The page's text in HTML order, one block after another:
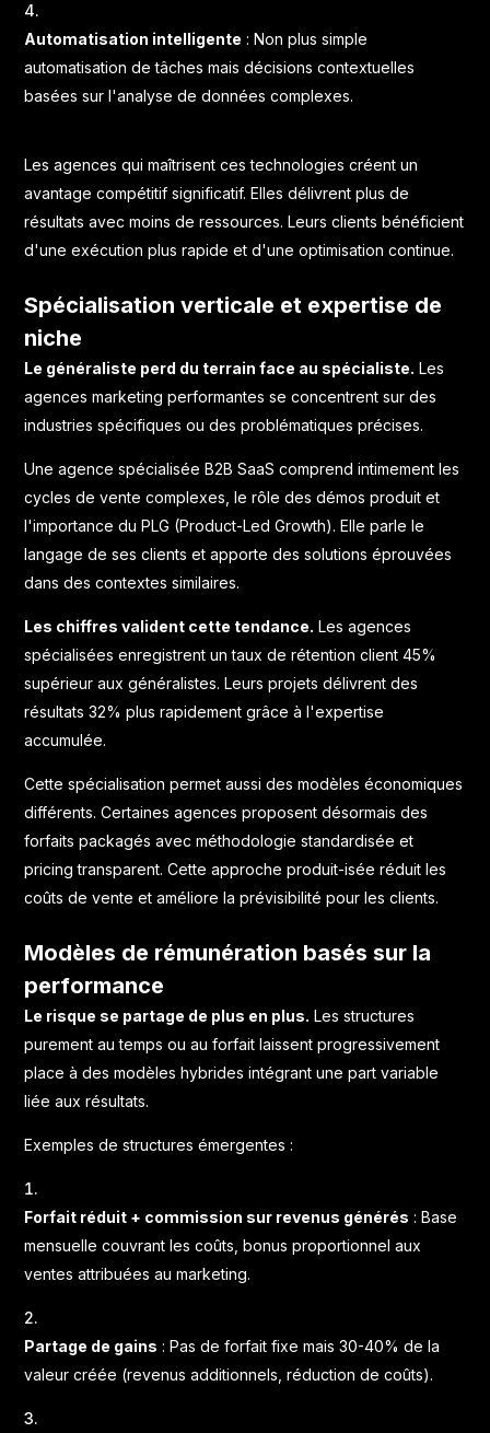
Automatisation intelligente : Non plus simple
automatisation de tâches mais décisions contextuelles
basées sur l'analyse de données complexes.
Les agences qui maîtrisent ces technologies créent un
avantage compétitif significatif. Elles délivrent plus de
résultats avec moins de ressources. Leurs clients bénéficient
d'une exécution plus rapide et d'une optimisation continue.
Spécialisation verticale et expertise de
niche
Le généraliste perd du terrain face au spécialiste. Les
agences marketing performantes se concentrent sur des
industries spécifiques ou des problématiques précises.
Une agence spécialisée B2B SaaS comprend intimement les
cycles de vente complexes, le rôle des démos produit et
l'importance du PLG (Product-Led Growth). Elle parle le
langage de ses clients et apporte des solutions éprouvées
dans des contextes similaires.
Les chiffres valident cette tendance. Les agences
spécialisées enregistrent un taux de rétention client 45%
supérieur aux généralistes. Leurs projets délivrent des
résultats 32% plus rapidement grâce à l'expertise
accumulée.
Cette spécialisation permet aussi des modèles économiques
différents. Certaines agences proposent désormais des
forfaits packagés avec méthodologie standardisée et
pricing transparent. Cette approche produit-isée réduit les
coûts de vente et améliore la prévisibilité pour les clients.
Modèles de rémunération basés sur la
performance
Le risque se partage de plus en plus. Les structures
purement au temps ou au forfait laissent progressivement
place à des modèles hybrides intégrant une part variable
liée aux résultats.
Exemples de structures émergentes :
Forfait réduit + commission sur revenus générés : Base
mensuelle couvrant les coûts, bonus proportionnel aux
ventes attribuées au marketing.
Partage de gains : Pas de forfait fixe mais 30-40% de la
valeur créée (revenus additionnels, réduction de coûts).